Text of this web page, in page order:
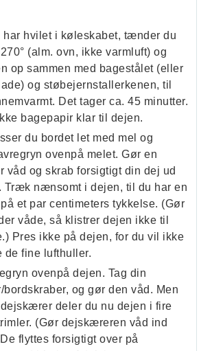
har hvilet i køleskabet, tænder du
(alm. ovn, ikke varmluft) og
op sammen med bagestålet (eller
og støbejernstallerkenen, til
Det tager ca. 45 minutter.
bagepapir klar til dejen.
du bordet let med mel og
ovenpå melet. Gør en
våd og skrab forsigtigt din dej ud
Træk nænsomt i dejen, til du har en
et par centimeters tykkelse. (Gør
våde, så klistrer dejen ikke til
Pres ikke på dejen, for du vil ikke
fine lufthuller.
ovenpå dejen. Tag din
og gør den våd. Men
deler du nu dejen i fire
(Gør dejskæreren våd ind
flyttes forsigtigt over på